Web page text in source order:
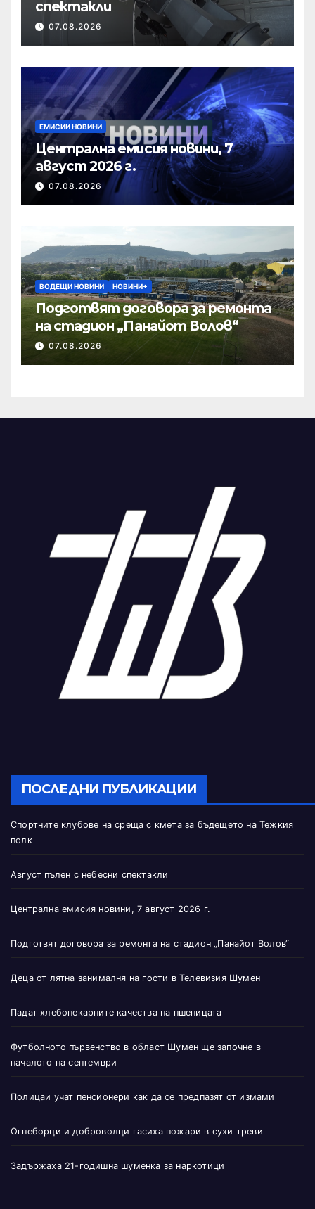
спектакли
07.08.2026
ЕМИСИИ НОВИНИ
Централна емисия новини, 7
август 2026 г.
07.08.2026
ВОДЕЩИ НОВИНИ НОВИНИ+
Подготвят договора за ремонта
на стадион „Панайот Волов“
07.08.2026
ПОСЛЕДНИ ПУБЛИКАЦИИ
Спортните клубове на среща с кмета за бъдещето на Тежкия
полк
Август пълен с небесни спектакли
Централна емисия новини, 7 август 2026 г.
Подготвят договора за ремонта на стадион „Панайот Волов“
Деца от лятна занималня на гости в Телевизия Шумен
Падат хлебопекарните качества на пшеницата
Футболното първенство в област Шумен ще започне в
началото на септември
Полицаи учат пенсионери как да се предпазят от измами
Огнеборци и доброволци гасиха пожари в сухи треви
Задържаха 21-годишна шуменка за наркотици